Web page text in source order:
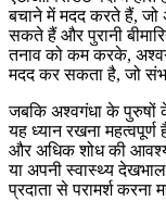
बचाने में मदद करते हैं,
सकते हैं और पुरानी
तनाव को कम करके,
मदद कर सकता है, जो
जबकि अश्वगंधा के पुरुषों
यह ध्यान रखना
और अधिक शोध की
या अपनी स्वास्थ्य
प्रदाता से परामर्श करना